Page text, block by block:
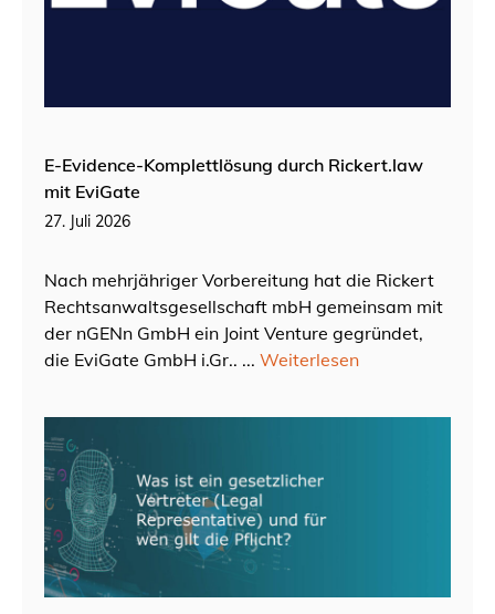
E-Evidence-Komplettlösung durch Rickert.law
mit EviGate
27. Juli 2026
Nach mehrjähriger Vorbereitung hat die Rickert
Rechtsanwaltsgesellschaft mbH gemeinsam mit
der nGENn GmbH ein Joint Venture gegründet,
die EviGate GmbH i.Gr.. ... Weiterlesen